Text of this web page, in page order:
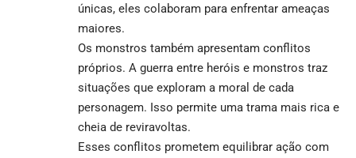
únicas, eles colaboram para enfrentar ameaças
maiores.
Os monstros também apresentam conflitos
próprios. A guerra entre heróis e monstros traz
situações que exploram a moral de cada
personagem. Isso permite uma trama mais rica e
cheia de reviravoltas.
Esses conflitos prometem equilibrar ação com